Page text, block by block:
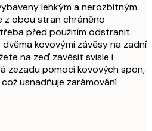
lehkým a nerozbitným
z obou stran chráněno
před použitím odstranit.
kovovými závěsy na zadní
na zeď zavěsit svisle i
zezadu pomocí kovových spon,
usnadňuje zarámování